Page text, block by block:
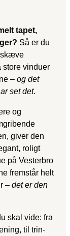
tapet,
Så er du
skæve
store vinduer
– og det
set det.
og
giver den
roligt
på Vesterbro
fremstår helt
– det er den
skal vide: fra
til trin-